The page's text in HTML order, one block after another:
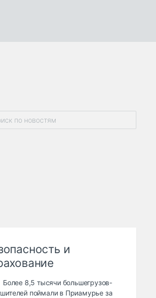
и
Более 8,5 тысячи большегрузов-
поймали в Приамурье за